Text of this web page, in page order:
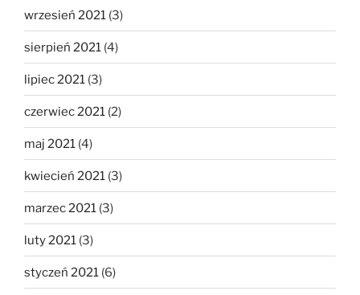
wrzesień 2021 (3)
sierpień 2021 (4)
lipiec 2021 (3)
czerwiec 2021 (2)
maj 2021 (4)
kwiecień 2021 (3)
marzec 2021 (3)
luty 2021 (3)
styczeń 2021 (6)